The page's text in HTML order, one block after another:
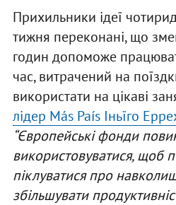
Прихильники ідеї
тижня переконані, що
годин допоможе
час, витрачений на
використати на цікаві
лідер Más País Іньїго
“Європейські фонди
використовуватися, щоб
піклуватися про
збільшувати